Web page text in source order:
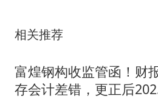
相关推荐
富煌钢构收监管函！财
存会计差错，更正后